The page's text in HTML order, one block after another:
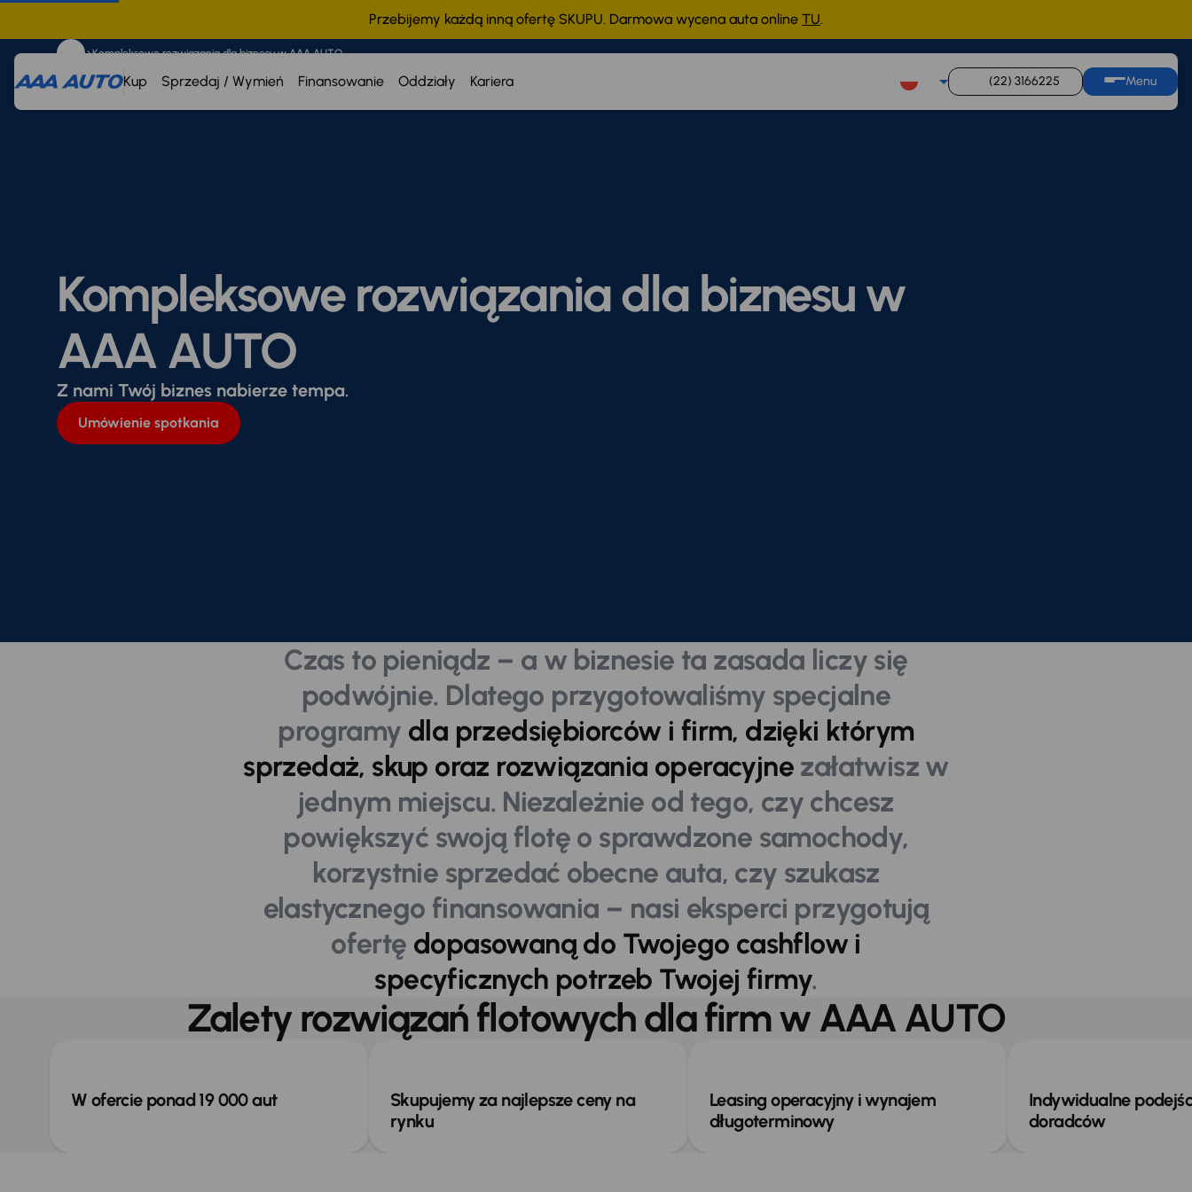
Przebijemy każdą inną ofertę SKUPU. Darmowa wycena auta online TU.
Kup Sprzedaj / Wymień Finansowanie Oddziały Kariera (22) 3166225 Menu
Kompleksowe rozwiązania dla biznesu w AAA AUTO
Kompleksowe rozwiązania dla biznesu w
AAA AUTO
Z nami Twój biznes nabierze tempa.
Umówienie spotkania
Czas to pieniądz – a w biznesie ta zasada liczy się
podwójnie. Dlatego przygotowaliśmy specjalne
programy dla przedsiębiorców i firm, dzięki którym
sprzedaż, skup oraz rozwiązania operacyjne załatwisz w
jednym miejscu. Niezależnie od tego, czy chcesz
powiększyć swoją flotę o sprawdzone samochody,
korzystnie sprzedać obecne auta, czy szukasz
elastycznego finansowania – nasi eksperci przygotują
ofertę dopasowaną do Twojego cashflow i
specyficznych potrzeb Twojej firmy.
Zalety rozwiązań flotowych dla firm w AAA AUTO
W ofercie ponad 19 000 aut
Skupujemy za najlepsze ceny na
rynku
Leasing operacyjny i wynajem
długoterminowy
Indywidualne
doradców